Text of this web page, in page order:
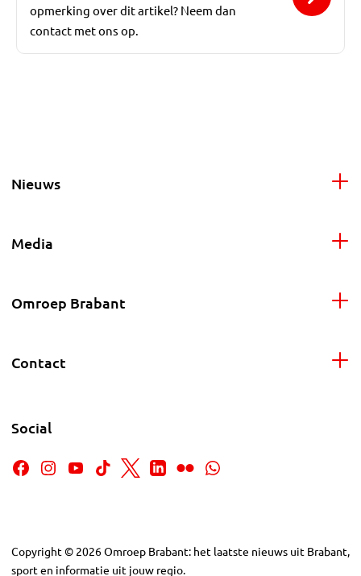
opmerking over dit artikel? Neem dan
contact met ons op.
Nieuws
Media
Omroep Brabant
Contact
Social
Copyright © 2026Omroep Brabant: het laatste nieuws uit Brabant,
sport en informatie uit jouw regio.